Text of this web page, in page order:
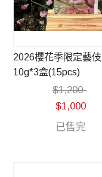
2026櫻花季限定藝伎
10g*3盒(15pcs)
$1,200
$1,000
已售完